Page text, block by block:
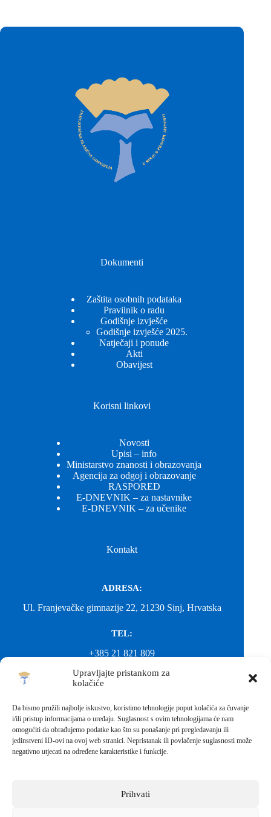
Upravljajte pristankom za
kolačiće
Da bismo pružili najbolje iskustvo, koristimo tehnologije poput kolačića za čuvanje
i/ili pristup informacijama o uređaju. Suglasnost s ovim tehnologijama će nam
omogućiti da obrađujemo podatke kao što su ponašanje pri pregledavanju ili
jedinstveni ID-ovi na ovoj web stranici. Nepristanak ili povlačenje suglasnosti može
negativno utjecati na određene karakteristike i funkcije.
Prihvati
Dokumenti
Zaštita osobnih podataka
Pravilnik o radu
Godišnje izvješće
Godišnje izvješće 2025.
Natječaji i ponude
Akti
Obavijest
Korisni linkovi
Novosti
Upisi – info
Ministarstvo znanosti i obrazovanja
Agencija za odgoj i obrazovanje
RASPORED
E-DNEVNIK – za nastavnike
E-DNEVNIK – za učenike
Kontakt
ADRESA:
Ul. Franjevačke gimnazije 22, 21230 Sinj, Hrvatska
TEL:
+385 21 821 809
EMAIL:
EMAIL:
fkgsinj@gmail.com
Svako neovlašteno preuzimanje fotografija i sadržaja s ove web
Sva prava pridržana © 2026 - FRANJEVAČKA KLASIČNA